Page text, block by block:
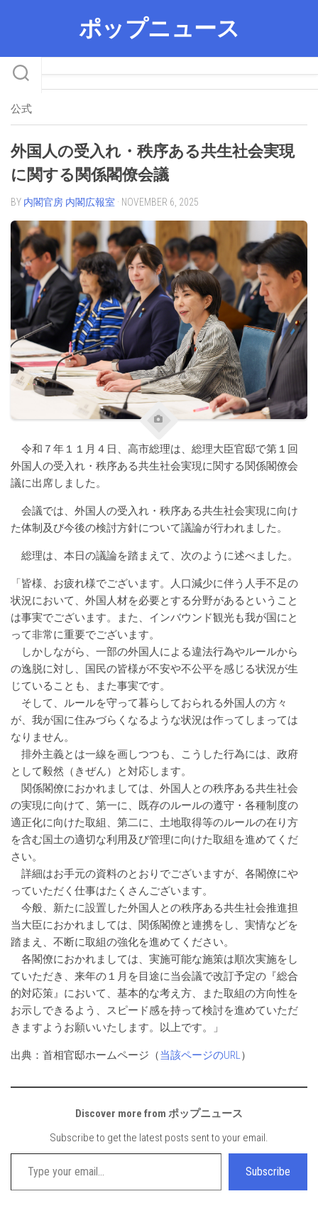
ポップニュース
公式
外国人の受入れ・秩序ある共生社会実現
に関する関係閣僚会議
BY 内閣官房 内閣広報室 · NOVEMBER 6, 2025
令和７年１１月４日、高市総理は、総理大臣官邸で第１回
外国人の受入れ・秩序ある共生社会実現に関する関係閣僚会
議に出席しました。
会議では、外国人の受入れ・秩序ある共生社会実現に向け
た体制及び今後の検討方針について議論が行われました。
総理は、本日の議論を踏まえて、次のように述べました。
「皆様、お疲れ様でございます。人口減少に伴う人手不足の
状況において、外国人材を必要とする分野があるということ
は事実でございます。また、インバウンド観光も我が国にと
って非常に重要でございます。
しかしながら、一部の外国人による違法行為やルールから
の逸脱に対し、国民の皆様が不安や不公平を感じる状況が生
じていることも、また事実です。
そして、ルールを守って暮らしておられる外国人の方々
が、我が国に住みづらくなるような状況は作ってしまっては
なりません。
排外主義とは一線を画しつつも、こうした行為には、政府
として毅然（きぜん）と対応します。
関係閣僚におかれましては、外国人との秩序ある共生社会
の実現に向けて、第一に、既存のルールの遵守・各種制度の
適正化に向けた取組、第二に、土地取得等のルールの在り方
を含む国土の適切な利用及び管理に向けた取組を進めてくだ
さい。
詳細はお手元の資料のとおりでございますが、各閣僚にや
っていただく仕事はたくさんございます。
今般、新たに設置した外国人との秩序ある共生社会推進担
当大臣におかれましては、関係閣僚と連携をし、実情などを
踏まえ、不断に取組の強化を進めてください。
各閣僚におかれましては、実施可能な施策は順次実施をし
ていただき、来年の１月を目途に当会議で改訂予定の『総合
的対応策』において、基本的な考え方、また取組の方向性を
お示しできるよう、スピード感を持って検討を進めていただ
きますようお願いいたします。以上です。」
出典：首相官邸ホームページ（当該ページのURL）
Discover more from ポップニュース
Subscribe to get the latest posts sent to your email.
Type your email…
Subscribe